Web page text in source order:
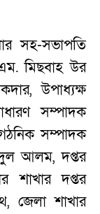
সহ-সভাপতি
মিছবাহ উর
উপাধ্যক্ষ
সম্পাদক
সম্পাদক
আলম, দপ্তর
শাখার দপ্তর
জেলা শাখার